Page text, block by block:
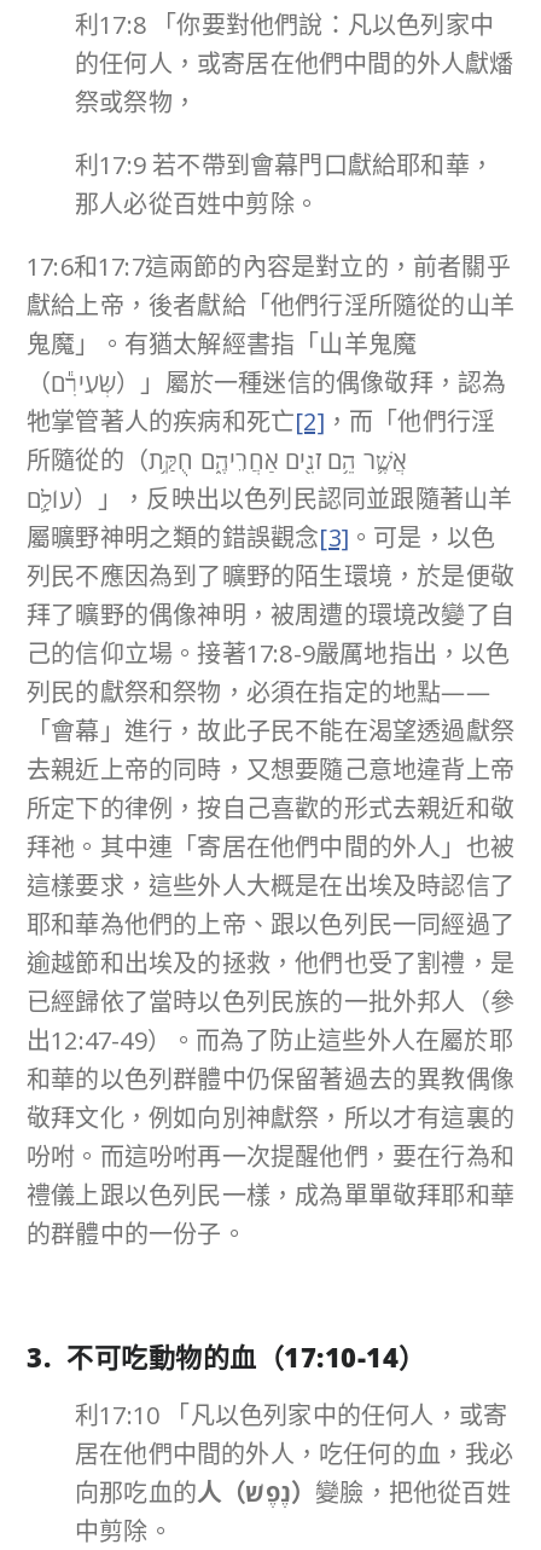
利17:8 「你要對他們說：凡以色列家中
的任何人，或寄居在他們中間的外人獻燔
祭或祭物，
利17:9 若不帶到會幕門口獻給耶和華，
那人必從百姓中剪除。
17:6和17:7這兩節的內容是對立的，前者關乎
獻給上帝，後者獻給「他們行淫所隨從的山羊
鬼魔」。有猶太解經書指「山羊鬼魔
（שְּׂעִירִ֕ם）」屬於一種迷信的偶像敬拜，認為
牠掌管著人的疾病和死亡[2] ，而「他們行淫
所隨從的（אֲשֶׁ֛ר הֵ֥ם זֹנִ֖ים אַחֲרֵיהֶ֑ם חֻקַּ֥ת
עוֹלָ֛ם）」，反映出以色列民認同並跟隨著山羊
屬曠野神明之類的錯誤觀念[3] 。可是，以色
列民不應因為到了曠野的陌生環境，於是便敬
拜了曠野的偶像神明，被周遭的環境改變了自
己的信仰立場。接著17:8-9嚴厲地指出，以色
列民的獻祭和祭物，必須在指定的地點——
「會幕」進行，故此子民不能在渴望透過獻祭
去親近上帝的同時，又想要隨己意地違背上帝
所定下的律例，按自己喜歡的形式去親近和敬
拜祂。其中連「寄居在他們中間的外人」也被
這樣要求，這些外人大概是在出埃及時認信了
耶和華為他們的上帝、跟以色列民一同經過了
逾越節和出埃及的拯救，他們也受了割禮，是
已經歸依了當時以色列民族的一批外邦人（參
出12:47-49）。而為了防止這些外人在屬於耶
和華的以色列群體中仍保留著過去的異教偶像
敬拜文化，例如向別神獻祭，所以才有這裏的
吩咐。而這吩咐再一次提醒他們，要在行為和
禮儀上跟以色列民一樣，成為單單敬拜耶和華
的群體中的一份子。
3. 不可吃動物的血（17:10-14）
利17:10 「凡以色列家中的任何人，或寄
居在他們中間的外人，吃任何的血，我必
向那吃血的人（נֶפֶשׁ） 變臉，把他從百姓
中剪除。